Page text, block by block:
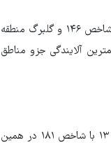
بر این اساس، ایستگاه‌های دانشگاه شهید بهشتی منطقه ۱ با شاخص ۱۴۲، ستاد بحران منطقه ۷ با شاخص ۱۴۶ و گلبرگ منطقه
آلایندگی ذرات معلق کمتر از ۲.۵ میکرون با کمترین آلایندگی جزو مناطق
همچنین ایستگاه‌های شریف منطقه ۲ و شهرداری منطقه ۲۱ هر دو با شاخص ۱۸۲ و پیروزی منطقه ۱۳ با شاخص ۱۸۱ در همین